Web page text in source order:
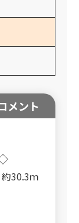
メント
30.3ｍ